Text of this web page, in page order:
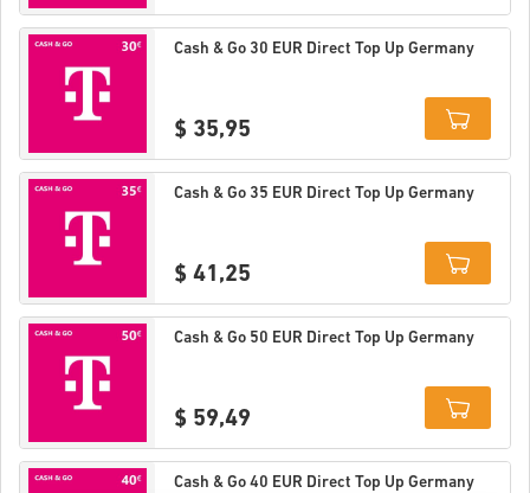
Details
Cash & Go 30 EUR Direct Top Up Germany
$ 35,95
Details
Cash & Go 35 EUR Direct Top Up Germany
$ 41,25
Details
Cash & Go 50 EUR Direct Top Up Germany
$ 59,49
Details
Cash & Go 40 EUR Direct Top Up Germany